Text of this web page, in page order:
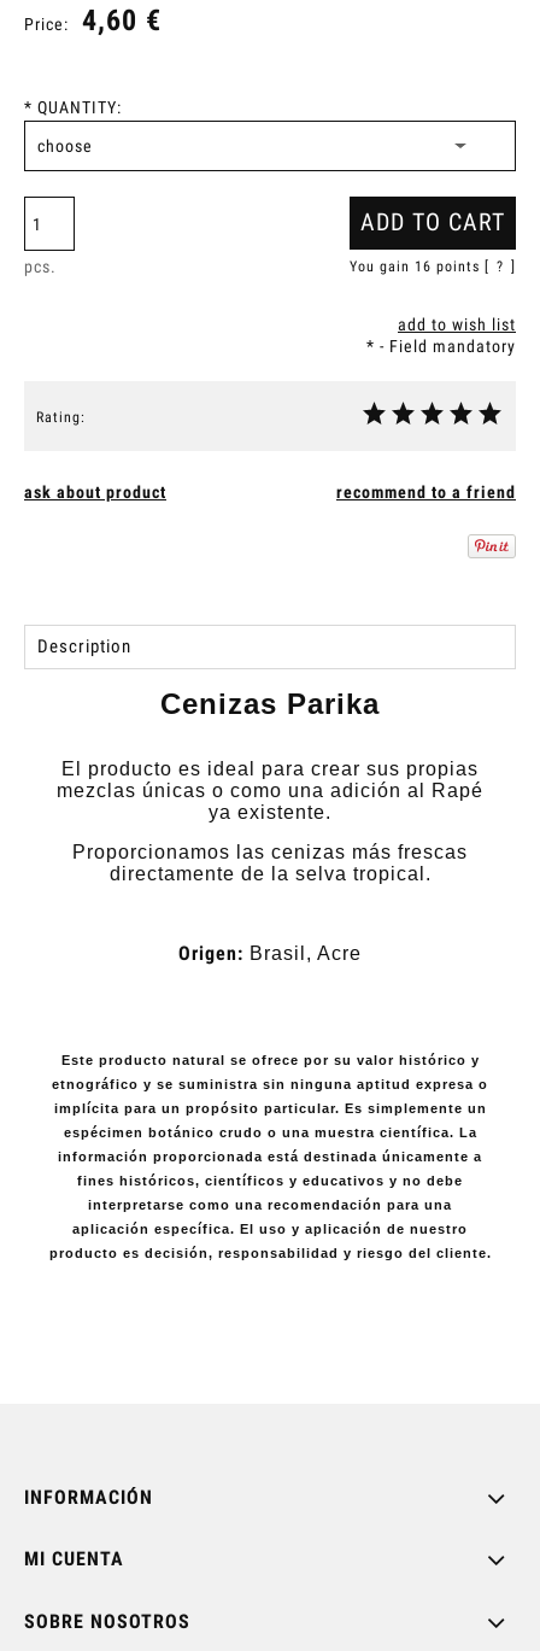
Price: 4,60 €
* QUANTITY:
pcs.
ADD TO CART
You gain 16 points [ ? ]
add to wish list
* - Field mandatory
Rating:
ask about product recommend to a friend
Description
Cenizas Parika
El producto es ideal para crear sus propias
mezclas únicas o como una adición al Rapé
ya existente.
Proporcionamos las cenizas más frescas
directamente de la selva tropical.
Origen: Brasil, Acre
Este producto natural se ofrece por su valor histórico y
etnográfico y se suministra sin ninguna aptitud expresa o
implícita para un propósito particular. Es simplemente un
espécimen botánico crudo o una muestra científica. La
información proporcionada está destinada únicamente a
fines históricos, científicos y educativos y no debe
interpretarse como una recomendación para una
aplicación específica. El uso y aplicación de nuestro
producto es decisión, responsabilidad y riesgo del cliente.
INFORMACIÓN
MI CUENTA
SOBRE NOSOTROS